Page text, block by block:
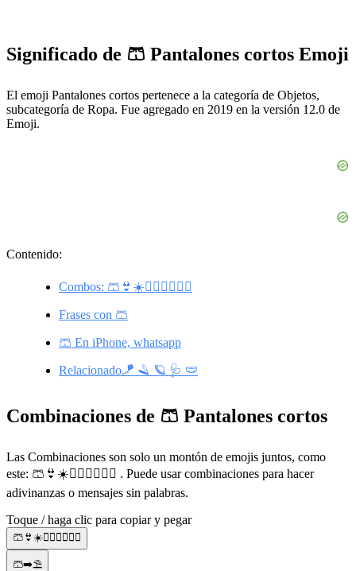
Significado de 🩳 Pantalones cortos Emoji
El emoji Pantalones cortos pertenece a la categoría de Objetos,
subcategoría de Ropa. Fue agregado en 2019 en la versión 12.0 de
Emoji.
Contenido:
Combos: 🩳👙☀️👩🏼‍❤️‍💋‍👨🏾
Frases con 🩳
🩳 En iPhone, whatsapp
Relacionado🪁 🪒 🪐 🩺 🩲
Combinaciones de 🩳 Pantalones cortos
Las Combinaciones son solo un montón de emojis juntos, como
este: 🩳👙☀️👩🏼‍❤️‍💋‍👨🏾 . Puede usar combinaciones para hacer
adivinanzas o mensajes sin palabras.
Toque / haga clic para copiar y pegar
🩳👙☀️👩🏼‍❤️‍💋‍👨🏾
🩳➡️⛱️